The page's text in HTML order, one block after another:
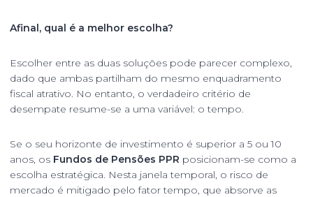
Afinal, qual é a melhor escolha?
Escolher entre as duas soluções pode parecer complexo,
dado que ambas partilham do mesmo enquadramento
fiscal atrativo. No entanto, o verdadeiro critério de
desempate resume-se a uma variável: o tempo.
Se o seu horizonte de investimento é superior a 5 ou 10
anos, os Fundos de Pensões PPR posicionam-se como a
escolha estratégica. Nesta janela temporal, o risco de
mercado é mitigado pelo fator tempo, que absorve as